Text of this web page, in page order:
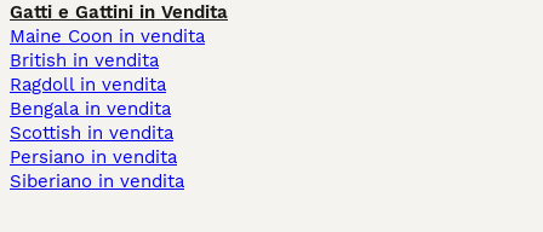
Gatti e Gattini in Vendita
Maine Coon in vendita
British in vendita
Ragdoll in vendita
Bengala in vendita
Scottish in vendita
Persiano in vendita
Siberiano in vendita